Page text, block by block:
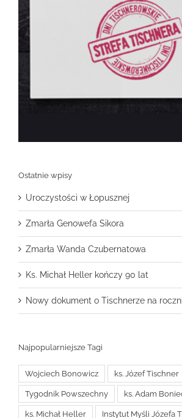
Ostatnie wpisy
Uroczystości w Łopusznej
Zmarła Genowefa Sikora
Zmarła Wanda Czubernatowa
Ks. Michał Heller kończy 90 lat
Nowy dokument o Tischnerze na
Najpopularniejsze Tagi
Wojciech Bonowicz ks. Józef Tischner
Tygodnik Powszechny ks. Adam
ks. Michał Heller Instytut Myśli Józefa